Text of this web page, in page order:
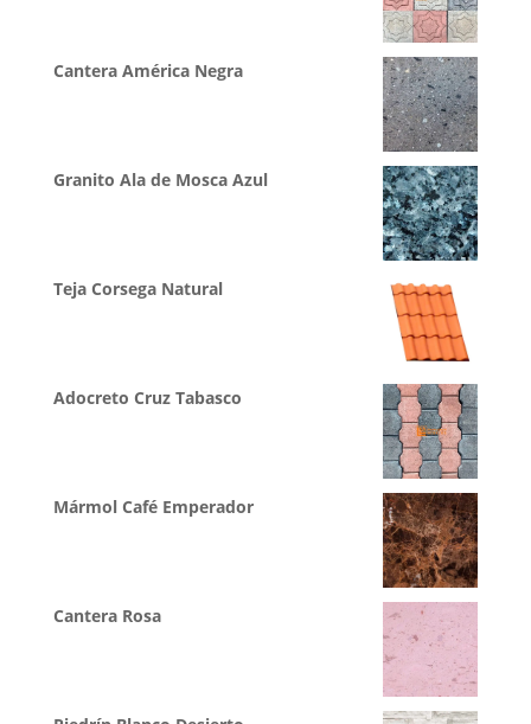
Cantera América Negra
Granito Ala de Mosca Azul
Teja Corsega Natural
Adocreto Cruz Tabasco
Mármol Café Emperador
Cantera Rosa